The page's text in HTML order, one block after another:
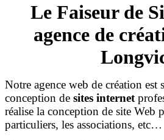
Le Faiseur de
agence de
Notre agence web de création est
conception de sites internet
réalise la conception de site Web
particuliers, les associations, etc…